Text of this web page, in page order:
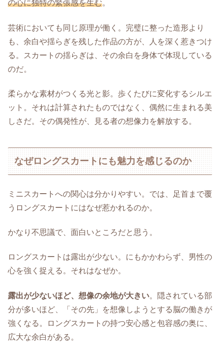
の心に独特の緊張感を生む。
芸術においても同じ原理が働く。完璧に整った造形より
も、余白や揺らぎを残した作品の方が、人を深く惹きつけ
る。スカートの揺らぎは、その余白を身体で体現している
のだ。
柔らかな素材がつくる光と影。歩くたびに変化するシルエ
ット。それは計算されたものではなく、偶然に生まれる美
しさだ。その偶発性が、見る者の想像力を解放する。
なぜロングスカートにも魅力を感じるのか
ミニスカートへの関心は分かりやすい。では、足首まで覆
うロングスカートにはなぜ惹かれるのか。
かなり不思議で、面白いところだと思う。
ロングスカートは露出が少ない。にもかかわらず、男性の
心を強く捉える。それはなぜか。
露出が少ないほど、想像の余地が大きい。隠されている部
分が多いほど、「その先」を想像しようとする脳の働きが
強くなる。ロングスカートの持つ安心感と包容感の奥に、
広大な余白がある。